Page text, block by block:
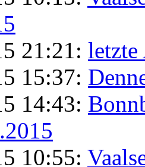
21:21:
15:37:
14:43:
10:55: